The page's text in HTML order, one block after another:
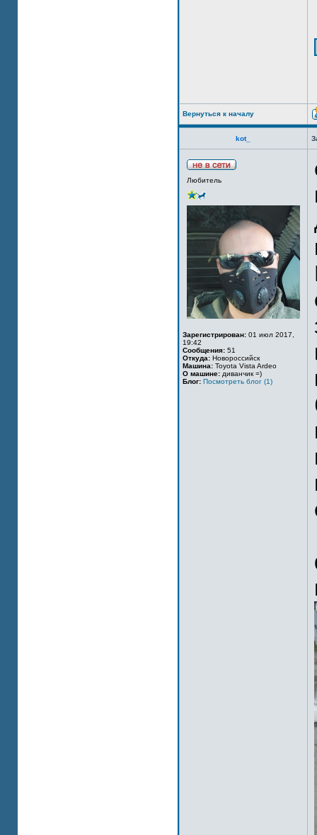
Вернуться к началу
kot_
Любитель
Зарегистрирован: 01 июл 2017,
19:42
Сообщения: 51
Откуда: Новороссийск
Машина: Toyota Vista Ardeo
О машине: диванчик =)
Блог: Посмотреть блог (1)